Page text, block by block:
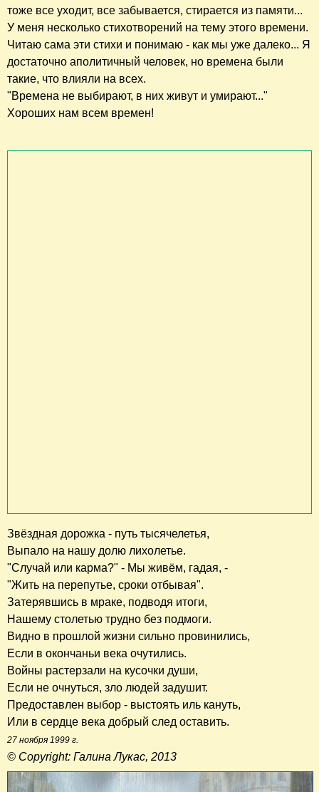
тоже все уходит, все забывается, стирается из памяти...
У меня несколько стихотворений на тему этого времени.
Читаю сама эти стихи и понимаю - как мы уже далеко... Я
достаточно аполитичный человек, но времена были
такие, что влияли на всех.
"Времена не выбирают, в них живут и умирают..."
Хороших нам всем времен!
Звёздная дорожка - путь тысячелетья,
Выпало на нашу долю лихолетье.
"Случай или карма?" - Мы живём, гадая, -
"Жить на перепутье, сроки отбывая".
Затерявшись в мраке, подводя итоги,
Нашему столетью трудно без подмоги.
Видно в прошлой жизни сильно провинились,
Если в окончаньи века очутились.
Войны растерзали на кусочки души,
Если не очнуться, зло людей задушит.
Предоставлен выбор - выстоять иль кануть,
Или в сердце века добрый след оставить.
27 ноября 1999 г.
© Copyright: Галина Лукас, 2013